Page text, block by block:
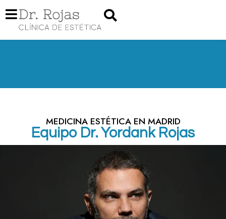
MEDICINA ESTÉTICA EN MADRID
Equipo Dr. Yordank Rojas